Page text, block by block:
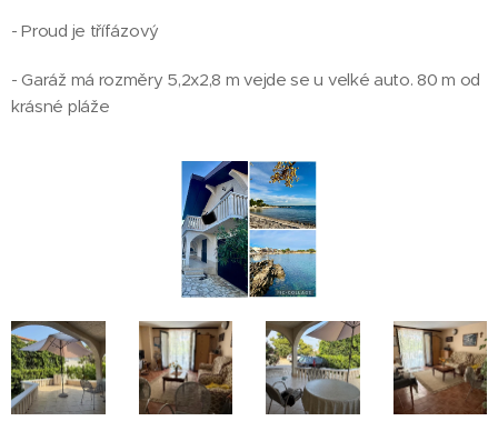
- Proud je třífázový
- Garáž má rozměry 5,2x2,8 m vejde se u velké auto. 80 m od
krásné pláže